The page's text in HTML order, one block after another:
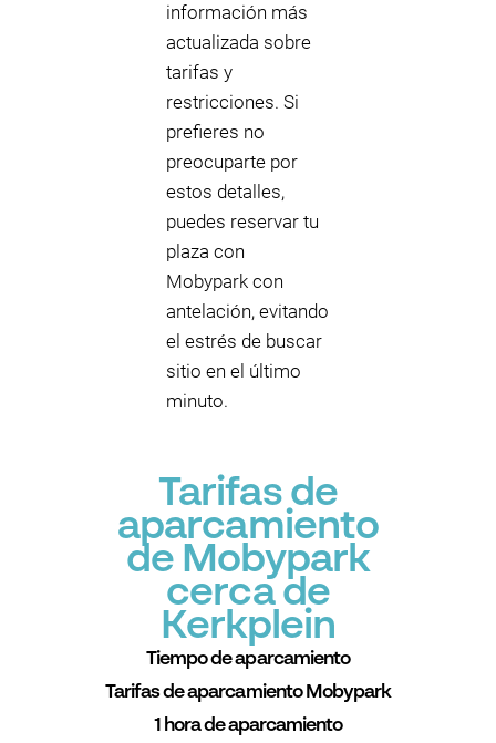
información más
actualizada sobre
tarifas y
restricciones. Si
prefieres no
preocuparte por
estos detalles,
puedes reservar tu
plaza con
Mobypark con
antelación, evitando
el estrés de buscar
sitio en el último
minuto.
Tarifas de
aparcamiento
de Mobypark
cerca de
Kerkplein
Tiempo de aparcamiento
Tarifas de aparcamiento Mobypark
1 hora de aparcamiento